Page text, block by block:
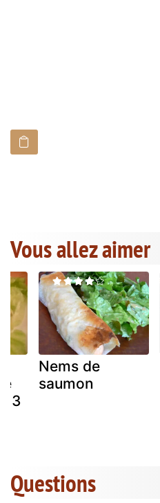
Vous allez aimer
3
Nems de
saumon
Questions